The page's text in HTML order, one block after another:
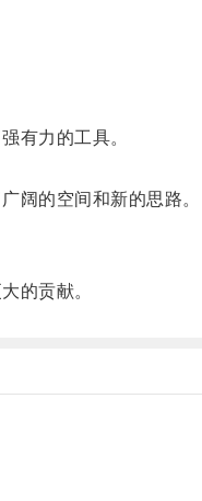
有力的工具。
阔的空间和新的思路。
的贡献。